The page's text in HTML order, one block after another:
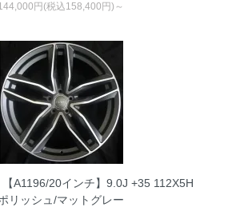
円(税込158,400円)～
A1196/20インチ】9.0J +35 112X5H
リッシュ/マットグレー